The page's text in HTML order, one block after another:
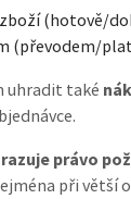
(hotově/
(převodem/
uhradit také
právo
při větší